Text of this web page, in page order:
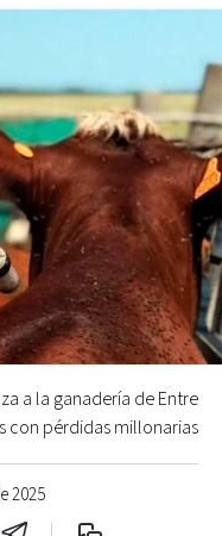
2025
a la ganadería de Entre
con pérdidas millonarias